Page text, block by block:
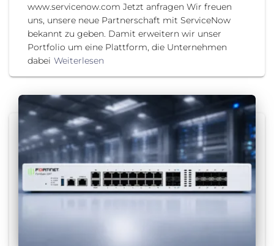
www.servicenow.com Jetzt anfragen Wir freuen
uns, unsere neue Partnerschaft mit ServiceNow
bekannt zu geben. Damit erweitern wir unser
Portfolio um eine Plattform, die Unternehmen
dabei Weiterlesen